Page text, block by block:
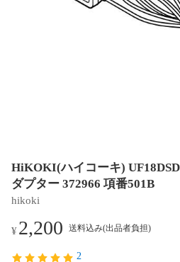
HiKOKI(ハイコーキ)
ダプター 372966 項番501B
hikoki
¥2,200 送料込み(出品者負担)
2